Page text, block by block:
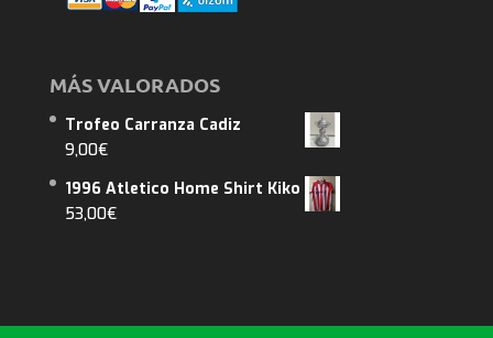
MÁS VALORADOS
Trofeo Carranza Cadiz
9,00€
1996 Atletico Home Shirt Kiko
53,00€